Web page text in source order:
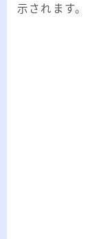
示されます。